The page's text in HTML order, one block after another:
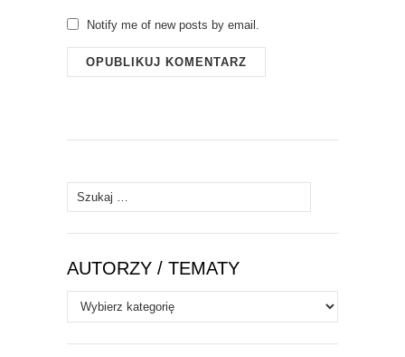
Notify me of new posts by email.
Szukaj:
AUTORZY / TEMATY
Autorzy
/
Tematy